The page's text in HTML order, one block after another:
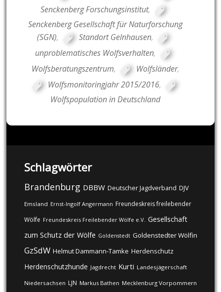
Senckenberg Forschungsinstitut,
Senckenberg Gesellschaft für Naturforschung
(SGN), Standort Gelnhausen,
unproblematisches Wolfsverhalten,
Wolfsberatungszentrum, Wolfsländer,
Wolfsmonitoringjahr 2015/2016,
Wolfspopulation in Deutschland
Schlagwörter
Brandenburg DBBW Deutscher Jagdverband DJV
Emsland Ernst-Ingolf Angermann Freundeskreis freilebender
Wölfe Freundeskreis Freilebender Wölfe e.V. Gesellschaft
zum Schutz der Wölfe Goldenstedt Goldenstedter Wölfin
GzSdW Helmut Dammann-Tamke Herdenschutz
Herdenschutzhunde Jagdrecht Kurti Landesjägerschaft
Niedersachsen LJN Markus Bathen Mecklenburg Vorpommern